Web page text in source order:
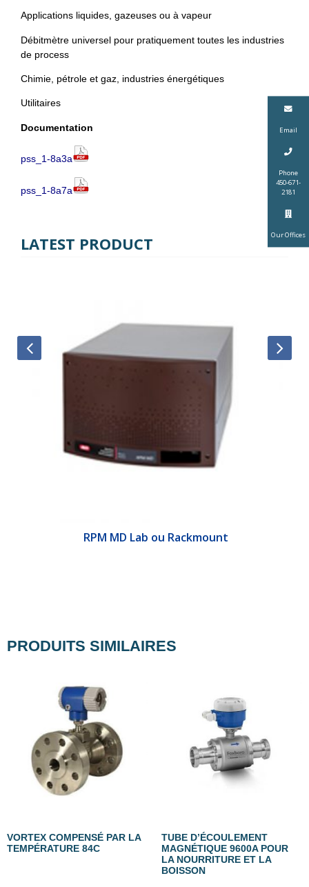
Email
Phone
450-671-
2181
Our Offices
Applications liquides, gazeuses ou à vapeur
Débitmètre universel pour pratiquement toutes les industries
de process
Chimie, pétrole et gaz, industries énergétiques
Utilitaires
Documentation
pss_1-8a3a
pss_1-8a7a
LATEST PRODUCT
RPM MD Lab ou Rackmount
PRODUITS SIMILAIRES
VORTEX COMPENSÉ PAR LA
TEMPÉRATURE 84C
TUBE D’ÉCOULEMENT
MAGNÉTIQUE 9600A POUR
LA NOURRITURE ET LA
BOISSON